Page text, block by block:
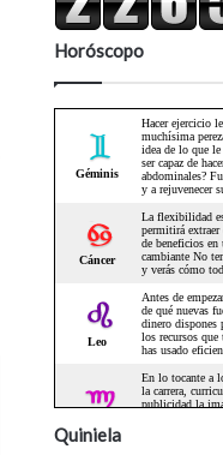
Horóscopo
Quiniela